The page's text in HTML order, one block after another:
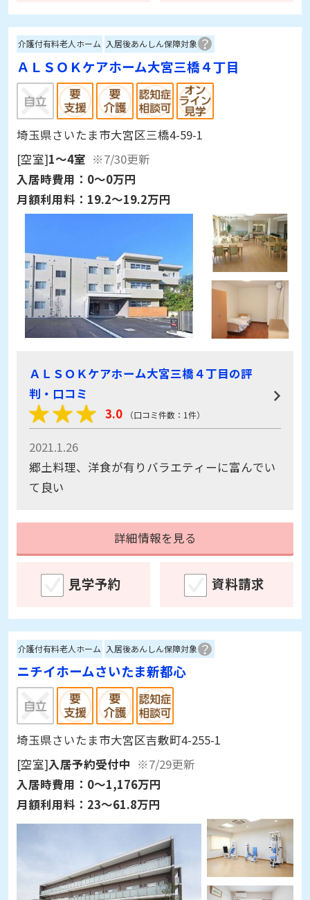
介護付有料老人ホーム 入居後あんしん保障対象
ＡＬＳＯＫケアホーム大宮三橋４丁目
埼玉県さいたま市大宮区三橋4-59-1
[空室]1～4室 ※7/30更新
入居時費用： 0～0万円
月額利用料： 19.2～19.2万円
ＡＬＳＯＫケアホーム大宮三橋４丁目の評
判・口コミ
3.0
（口コミ件数：1件）
2021.1.26
郷土料理、洋食が有りバラエティーに富んでい
て良い
詳細情報を見る
見学予約 資料請求
介護付有料老人ホーム 入居後あんしん保障対象
ニチイホームさいたま新都心
埼玉県さいたま市大宮区吉敷町4-255-1
[空室]入居予約受付中 ※7/29更新
入居時費用： 0～1,176万円
月額利用料： 23～61.8万円